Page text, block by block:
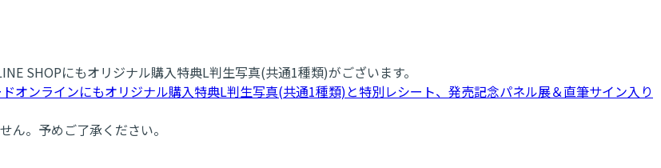
SHOPにもオリジナル購入特典L判生写真(共通1種類)がございます。
オンラインにもオリジナル購入特典L判生写真(共通1種類)と特別レシート、発売記念パネル展＆直筆サイン入り
。予めご了承ください。